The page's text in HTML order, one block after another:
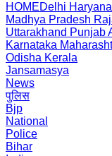
HOMEDelhi Haryana
Madhya Pradesh
Uttarakhand Punjab
Karnataka
Odisha Kerala
Jansamasya
News
पुलिस
Bjp
National
Police
Bihar